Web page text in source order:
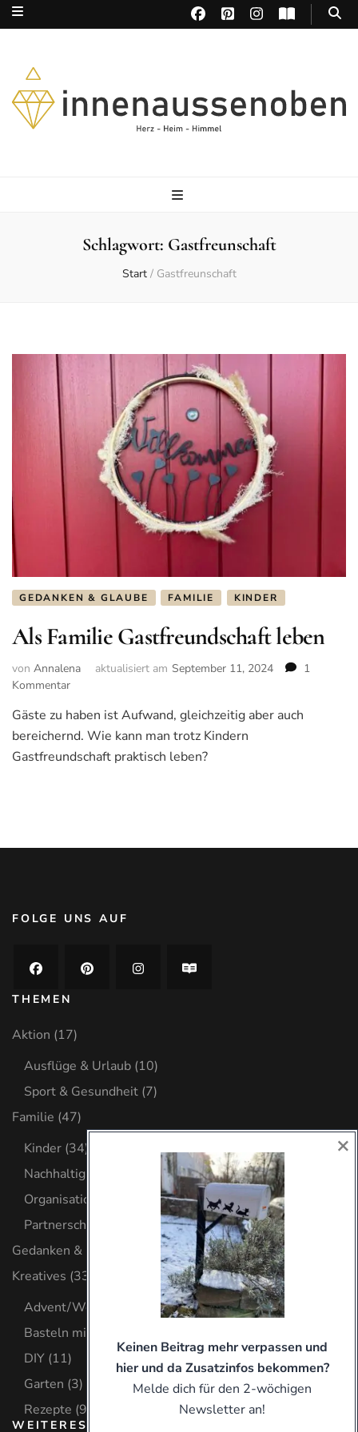
Schlagwort: Gastfreunschaft
Start / Gastfreunschaft
GEDANKEN & GLAUBE FAMILIE KINDER
Als Familie Gastfreundschaft leben
von Annalena aktualisiert am September 11, 2024
1
Kommentar
Familie
Gastfreundschaft
leben
Gäste zu haben ist Aufwand, gleichzeitig aber auch
bereichernd. Wie kann man trotz Kindern
Gastfreundschaft praktisch leben?
FOLGE UNS AUF
THEMEN
Aktion (17)
Ausflüge & Urlaub (10)
Sport & Gesundheit (7)
Familie (47)
Kinder (34)
Nachhaltig leben
Organisation
Partnerschaft
Gedanken & Glaube
Kreatives (33)
Advent/Weihnachten
(8)
Basteln mit Kind
DIY (11)
Garten (3)
Rezepte (9)
WEITERES
Keinen Beitrag mehr verpassen und
hier und da Zusatzinfos bekommen?
Melde dich für den 2-wöchigen
Newsletter an!
×